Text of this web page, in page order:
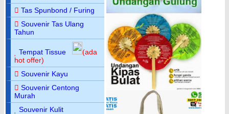
Tas Spunbond / Furing
Souvenir Tas Ulang
Tahun
Tempat Tissue
(ada
hot offer)
Souvenir Kayu
Souvenir Centong
Murah
Souvenir Kulit